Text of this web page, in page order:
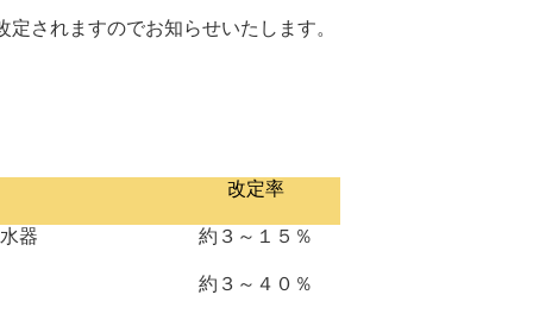
されますのでお知らせいたします。
改定率
器 約３～１５％
約３～４０％